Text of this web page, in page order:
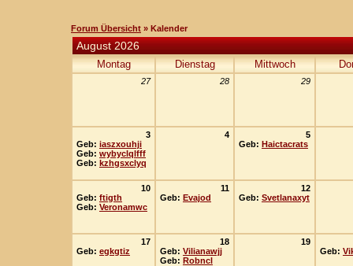
Forum Übersicht » Kalender
August 2026
Montag Dienstag Mittwoch
27 28 29
3
Geb: iaszxouhji
Geb: wybyclqlfff
Geb: kzhgsxclyq
4
5
Geb: Haictacrats
10
Geb: ftigth
Geb: Veronamwc
11
Geb: Evajod
12
Geb: Svetlanaxyt
17
Geb: egkgtiz
18
Geb: Vilianawjj
Geb: Robncl
19
Geb: